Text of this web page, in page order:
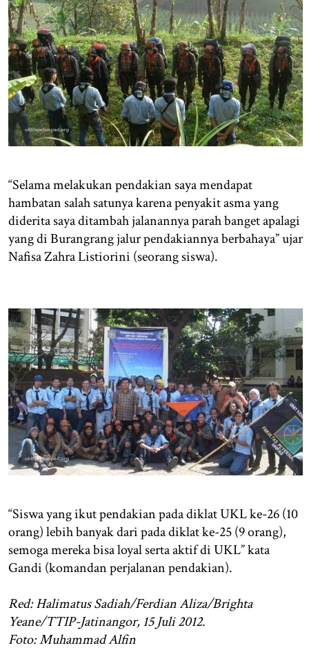
“Selama melakukan pendakian saya mendapat
hambatan salah satunya karena penyakit asma yang
diderita saya ditambah jalanannya parah banget apalagi
yang di Burangrang jalur pendakiannya berbahaya” ujar
Nafisa Zahra Listiorini (seorang siswa).
“Siswa yang ikut pendakian pada diklat UKL ke-26 (10
orang) lebih banyak dari pada diklat ke-25 (9 orang),
semoga mereka bisa loyal serta aktif di UKL” kata
Gandi (komandan perjalanan pendakian).
Red: Halimatus Sadiah/Ferdian Aliza/Brighta
Yeane/TTIP-Jatinangor, 15 Juli 2012.
Foto: Muhammad Alfin